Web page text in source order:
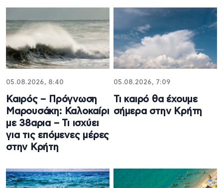
05.08.2026, 8:40
Καιρός – Πρόγνωση
Μαρουσάκη: Καλοκαίρι
με 38αρια – Τι ισχύει
για τις επόμενες μέρες
στην Κρήτη
05.08.2026, 7:09
Τι καιρό θα έχουμε
σήμερα στην Κρήτη